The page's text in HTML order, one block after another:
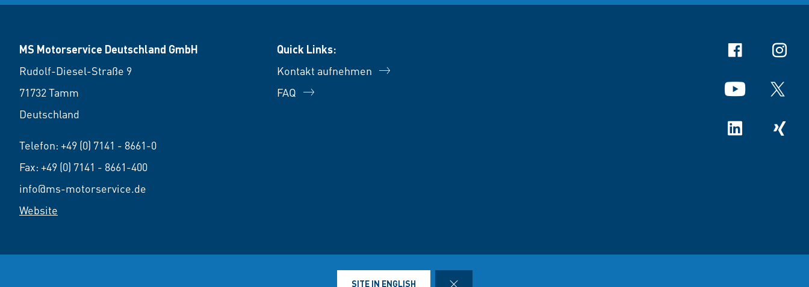
MS Motorservice Deutschland GmbH
Rudolf-Diesel-Straße 9
71732 Tamm
Deutschland
Telefon: +49 (0) 7141 - 8661-0
Fax: +49 (0) 7141 - 8661-400
info@ms-motorservice.de
Website
Quick Links:
Kontakt aufnehmen
FAQ
Facebook
YouTube X
Linkedin Xing
DatenschutzinformationenVerkaufs- und Lieferbedingungen
SITE IN ENGLISH CLOSE